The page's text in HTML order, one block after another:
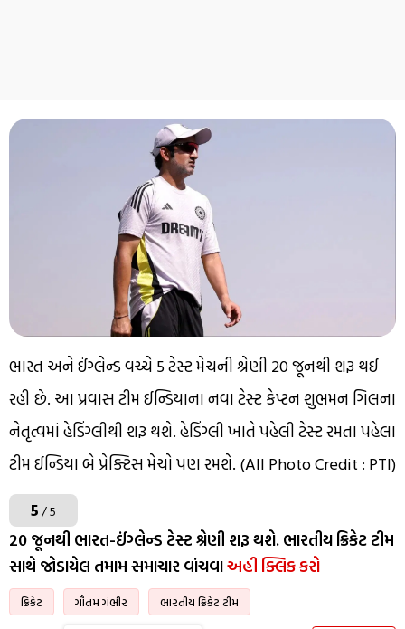
ભારત અને ઈંગ્લેન્ડ વચ્ચે 5 ટેસ્ટ મેચની શ્રેણી 20 જૂનથી શરૂ થઈ
રહી છે. આ પ્રવાસ ટીમ ઈન્ડિયાના નવા ટેસ્ટ કેપ્ટન શુભમન ગિલના
નેતૃત્વમાં હેડિંગ્લીથી શરૂ થશે. હેડિંગ્લી ખાતે પહેલી ટેસ્ટ રમતા પહેલા
ટીમ ઈન્ડિયા બે પ્રેક્ટિસ મેચો પણ રમશે. (All Photo Credit : PTI)
5/ 5
20 જૂનથી ભારત-ઈંગ્લેન્ડ ટેસ્ટ શ્રેણી શરૂ થશે. ભારતીય ક્રિકેટ ટીમ
સાથે જોડાયેલ તમામ સમાચાર વાંચવાઅહી ક્લિક કરો
ક્રિકેટ ગૌતમ ગંભીર ભારતીય ક્રિકેટ ટીમ